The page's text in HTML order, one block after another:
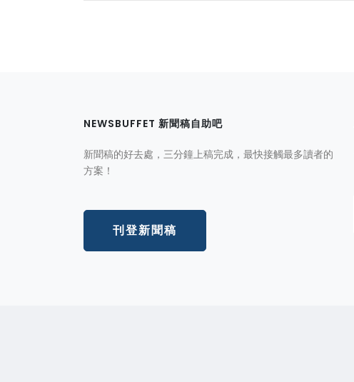
NEWSBUFFET 新聞稿自助吧
新聞稿的好去處，三分鐘上稿完成，最快接觸最多讀者的
方案！
刊登新聞稿